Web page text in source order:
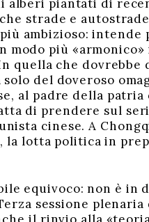
piantati di
strade e
ambizioso: intende
modo più
quella che dovrebbe
del doveroso
al padre della patria
di prendere sul
cinese. A
la lotta politica in
equivoco: non è in
sessione plenaria